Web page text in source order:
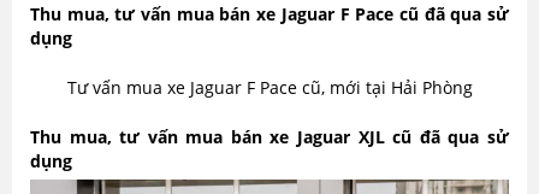
Thu mua, tư vấn mua bán xe Jaguar F Pace cũ đã qua sử
dụng
Tư vấn mua xe Jaguar F Pace cũ, mới tại Hải Phòng
Thu mua, tư vấn mua bán xe Jaguar XJL cũ đã qua sử
dụng